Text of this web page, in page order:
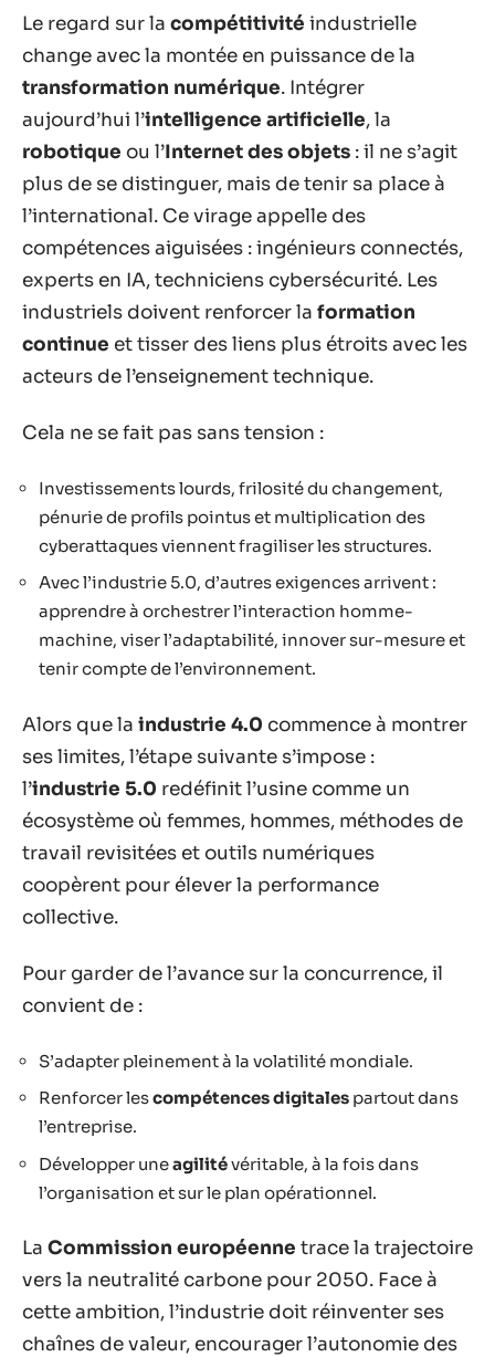
Le regard sur la compétitivité industrielle
change avec la montée en puissance de la
transformation numérique. Intégrer
aujourd’hui l’intelligence artificielle, la
robotique ou l’Internet des objets : il ne s’agit
plus de se distinguer, mais de tenir sa place à
l’international. Ce virage appelle des
compétences aiguisées : ingénieurs connectés,
experts en IA, techniciens cybersécurité. Les
industriels doivent renforcer la formation
continue et tisser des liens plus étroits avec les
acteurs de l’enseignement technique.
Cela ne se fait pas sans tension :
Investissements lourds, frilosité du changement,
pénurie de profils pointus et multiplication des
cyberattaques viennent fragiliser les structures.
Avec l’industrie 5.0, d’autres exigences arrivent :
apprendre à orchestrer l’interaction homme-
machine, viser l’adaptabilité, innover sur-mesure et
tenir compte de l’environnement.
Alors que la industrie 4.0 commence à montrer
ses limites, l’étape suivante s’impose :
l’industrie 5.0 redéfinit l’usine comme un
écosystème où femmes, hommes, méthodes de
travail revisitées et outils numériques
coopèrent pour élever la performance
collective.
Pour garder de l’avance sur la concurrence, il
convient de :
S’adapter pleinement à la volatilité mondiale.
Renforcer lescompétences digitales partout dans
l’entreprise.
Développer uneagilitévéritable, à la fois dans
l’organisation et sur le plan opérationnel.
La Commission européenne trace la trajectoire
vers la neutralité carbone pour 2050. Face à
cette ambition, l’industrie doit réinventer ses
chaînes de valeur, encourager l’autonomie des